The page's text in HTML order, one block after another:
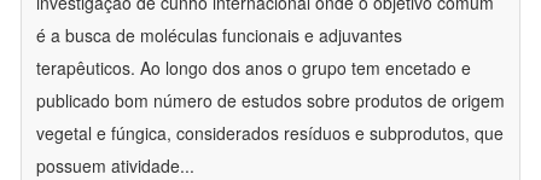
é a busca de moléculas funcionais e adjuvantes
terapêuticos. Ao longo dos anos o grupo tem encetado e
publicado bom número de estudos sobre produtos de origem
vegetal e fúngica, considerados resíduos e subprodutos, que
possuem atividade...